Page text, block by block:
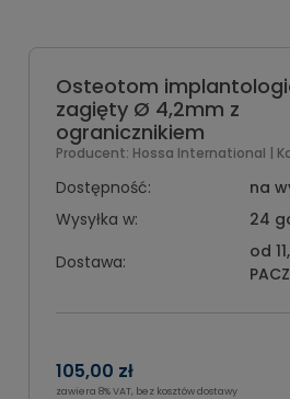
Osteotom
zagięty Ø 4,2mm z
ogranicznikiem
Producent: Hossa International |
Dostępność:
na
Wysyłka w:
24
Dostawa:
od
105,00 zł
zawiera 8% VAT, bez kosztów dostawy